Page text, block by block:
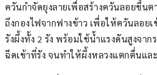
ควันกำจัดยุงลายเพื่อสร้างควันลอยขึ้นต
ถึงกองไฟจากฟางข้าว เพื่อให้ควันลอย
รังผึ้งทั้ง 2 รัง พร้อมใช้น้ำแรงดันสูงจาก
ฉีดเข้าที่รัง จนทำให้ผึ้งหลวงแตกตื่นแล